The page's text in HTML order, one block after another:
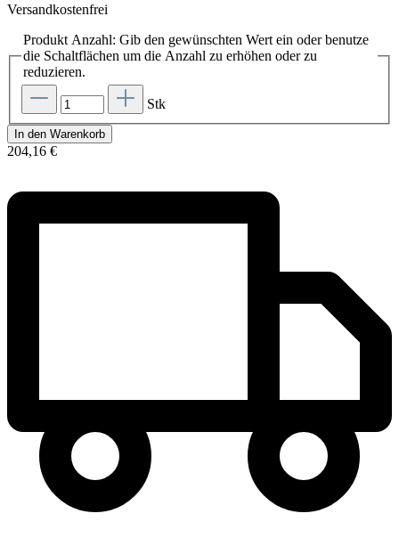
Versandkostenfrei
Produkt Anzahl: Gib den gewünschten Wert ein oder benutze
die Schaltflächen um die Anzahl zu erhöhen oder zu
reduzieren.
Stk
In den Warenkorb
204,16 €